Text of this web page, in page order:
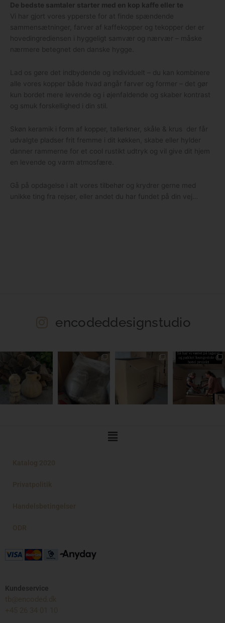
De bedste samtaler starter med en kop kaffe eller te
Vi har gjort vores ypperste for at finde spændende
sammensætninger, farver af kaffekopper og tekopper der er
hovedingrediensen i hyggeligt samvær og nærvær – måske
nærmere betegnet den danske hygge.
Lad os gøre det indbydende og individuelt – du kan kombinere
alle vores kopper både hvad angår farver og former – det gør
kun bordet mere levende og i øjenfaldende og skaber kontrast
og smuk forskellighed i din stil.
Skøn keramik i form af kopper, tallerkner, skåle & krus der får
udvalgte pladser frit fremme i dit køkken, skabe eller hylder
danner rammerne for et cool rustikt udtryk og vil give dit hjem
en levende og varm atmosfære.
Gå på opdagelse i alt vores tilbehør og krydrer gerne med
unikke ting fra rejser, eller andet du har fundet på din vej…
encodeddesignstudio
Main
Kundeservice